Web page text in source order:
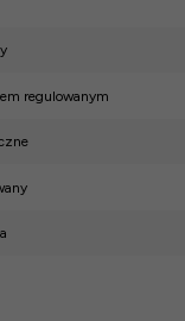
regulowanym